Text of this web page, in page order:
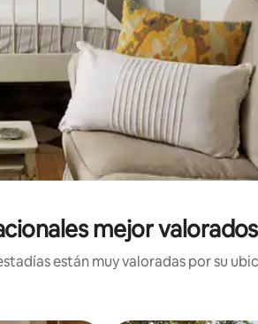
mejor
están muy valoradas por su